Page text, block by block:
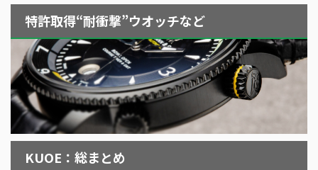
特許取得“耐衝撃”ウオッチなど
KUOE：総まとめ